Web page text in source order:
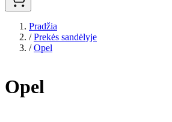
Pradžia
/ Prekės sandėlyje
/ Opel
Opel